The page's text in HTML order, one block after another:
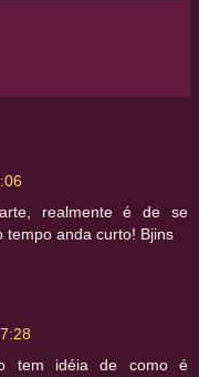
realmente é de se
tempo anda curto! Bjins
tem idéia de como é